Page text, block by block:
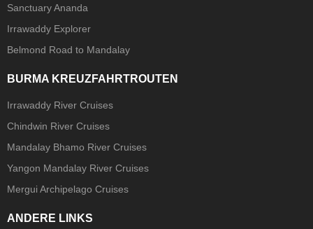
Sanctuary Ananda
Irrawaddy Explorer
Belmond Road to Mandalay
BURMA KREUZFAHRTROUTEN
Irrawaddy River Cruises
Chindwin River Cruises
Mandalay Bhamo River Cruises
Yangon Mandalay River Cruises
Mergui Archipelago Cruises
ANDERE LINKS